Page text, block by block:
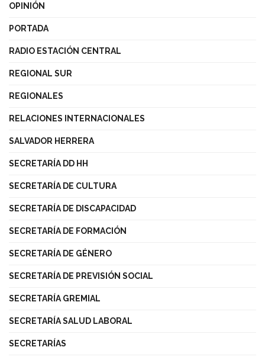
OPINIÓN
PORTADA
RADIO ESTACIÓN CENTRAL
REGIONAL SUR
REGIONALES
RELACIONES INTERNACIONALES
SALVADOR HERRERA
SECRETARÍA DD HH
SECRETARÍA DE CULTURA
SECRETARÍA DE DISCAPACIDAD
SECRETARÍA DE FORMACIÓN
SECRETARÍA DE GÉNERO
SECRETARÍA DE PREVISIÓN SOCIAL
SECRETARÍA GREMIAL
SECRETARÍA SALUD LABORAL
SECRETARÍAS